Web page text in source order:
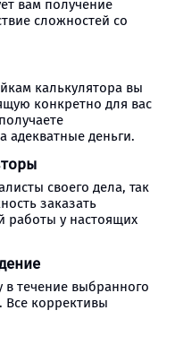
вам получение
сложностей со
калькулятора вы
конкретно для вас
адекватные деньги.
своего дела, так
заказать
работы у настоящих
течение выбранного
Все коррективы